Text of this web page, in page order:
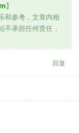
】
和参考，文章内相
不承担任何责任，
回复